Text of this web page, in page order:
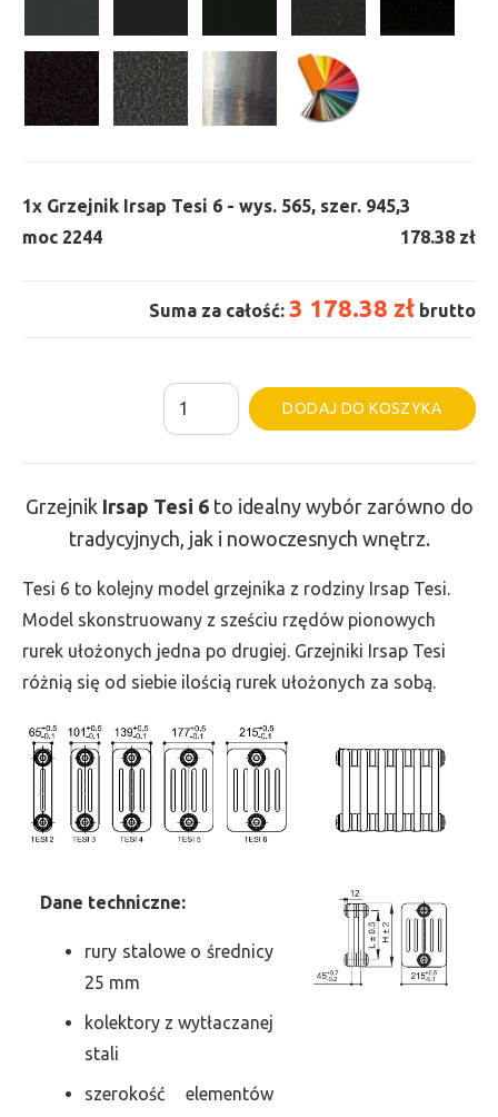
1x Grzejnik Irsap Tesi 6 - wys. 565, szer. 945,
moc 2244
3
178.38 zł
Suma za całość: 3 178.38 zł brutto
ilość
Grzejnik
-
wys.
565,
szer.
945,
2244
DODAJ DO KOSZYKA
Grzejnik Irsap Tesi 6to idealny wybór zarówno do
tradycyjnych, jak i nowoczesnych wnętrz.
Tesi 6 to kolejny model grzejnika z rodziny Irsap Tesi.
Model skonstruowany z sześciu rzędów pionowych
rurek ułożonych jedna po drugiej. Grzejniki Irsap Tesi
różnią się od siebie ilością rurek ułożonych za sobą.
Dane techniczne:
rury stalowe o średnicy
25 mm
kolektory z wytłaczanej
stali
szerokość elementów